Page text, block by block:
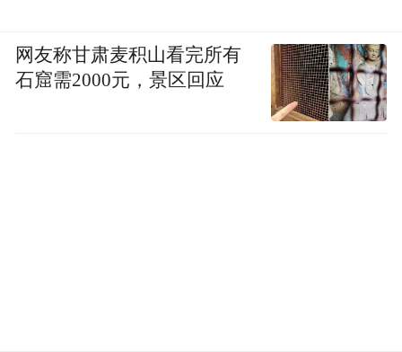
网友称甘肃麦积山看完所有
石窟需2000元，景区回应